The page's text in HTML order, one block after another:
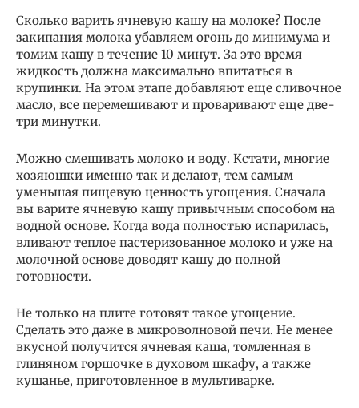
Сколько варить ячневую кашу на молоке? После
закипания молока убавляем огонь до минимума и
томим кашу в течение 10 минут. За это время
жидкость должна максимально впитаться в
крупинки. На этом этапе добавляют еще сливочное
масло, все перемешивают и проваривают еще две-
три минутки.
Можно смешивать молоко и воду. Кстати, многие
хозяюшки именно так и делают, тем самым
уменьшая пищевую ценность угощения. Сначала
вы варите ячневую кашу привычным способом на
водной основе. Когда вода полностью испарилась,
вливают теплое пастеризованное молоко и уже на
молочной основе доводят кашу до полной
готовности.
Не только на плите готовят такое угощение.
Сделать это даже в микроволновой печи. Не менее
вкусной получится ячневая каша, томленная в
глиняном горшочке в духовом шкафу, а также
кушанье, приготовленное в мультиварке.